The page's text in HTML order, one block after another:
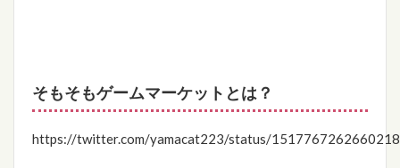
そもそもゲームマーケットとは？
https://twitter.com/yamacat223/status/